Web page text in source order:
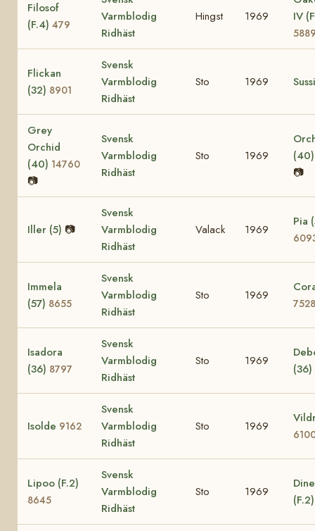
Filosof
(F.4) 479
Varmblodig
Ridhäst
Hingst 1969
IV
Flickan
(32) 8901
Svensk
Varmblodig
Ridhäst
Sto 1969
Grey
Orchid
(40) 14760
📷
Svensk
Varmblodig
Ridhäst
Sto 1969
📷
Iller (5) 📷
Svensk
Varmblodig
Ridhäst
Valack 1969
Pia
Immela
(57) 8655
Svensk
Varmblodig
Ridhäst
Sto 1969
7528
Isadora
(36) 8797
Svensk
Varmblodig
Ridhäst
Sto 1969
(36)
Isolde 9162
Svensk
Varmblodig
Ridhäst
Sto 1969
Lipoo (F.2)
8645
Svensk
Varmblodig
Ridhäst
Sto 1969